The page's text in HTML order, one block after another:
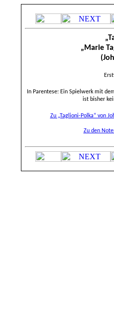
„Marie
In Parentese: Ein Spielwerk mit
ist bisher
Zu „Taglioni-Polka“ von
Zu den